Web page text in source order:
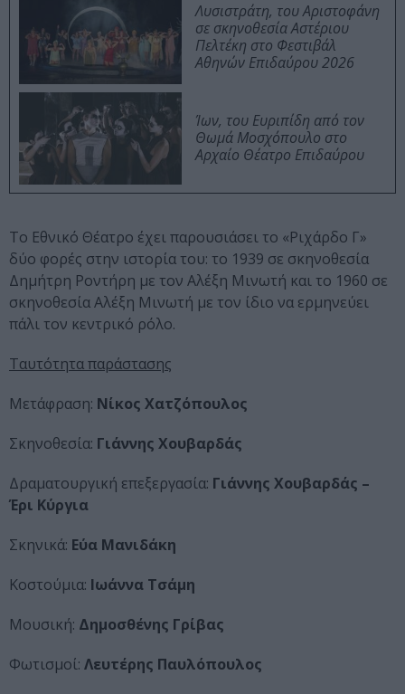
Λυσιστράτη, του Αριστοφάνη
σε σκηνοθεσία Αστέριου
Πελτέκη στο Φεστιβάλ
Αθηνών Επιδαύρου 2026
Ίων, του Ευριπίδη από τον
Θωμά Μοσχόπουλο στο
Αρχαίο Θέατρο Επιδαύρου
Το Εθνικό Θέατρο έχει παρουσιάσει το «Ριχάρδο Γ»
δύο φορές στην ιστορία του: το 1939 σε σκηνοθεσία
Δημήτρη Ροντήρη με τον Aλέξη Μινωτή και το 1960 σε
σκηνοθεσία Αλέξη Μινωτή με τον ίδιο να ερμηνεύει
πάλι τον κεντρικό ρόλο.
Ταυτότητα παράστασης
Μετάφραση: Νίκος Χατζόπουλος
Σκηνοθεσία: Γιάννης Χουβαρδάς
Δραματουργική επεξεργασία: Γιάννης Χουβαρδάς –
Έρι Κύργια
Σκηνικά: Εύα Μανιδάκη
Κοστούμια: Ιωάννα Τσάμη
Μουσική: Δημοσθένης Γρίβας
Φωτισμοί: Λευτέρης Παυλόπουλος